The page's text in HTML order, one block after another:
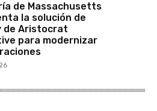
de Massachusetts
la solución de
de Aristocrat
para modernizar